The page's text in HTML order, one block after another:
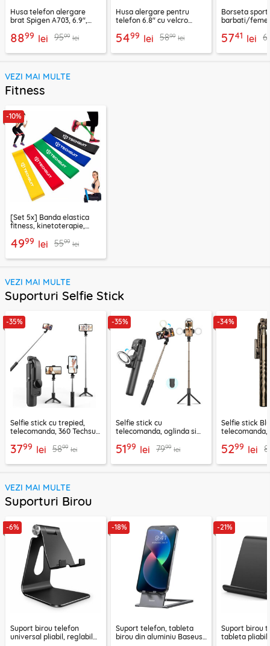
Husa telefon alergare
brat Spigen A703, 6.9",
8899 lei 9599 lei
Husa alergare pentru
telefon 6.8" cu velcro
5499 lei 5899 lei
Borseta
barbati/femei
5741 lei
VEZI MAI MULTE
Fitness
-10%
[Set 5x] Banda elastica
fitness, kinetoterapie,
4999 lei 5599 lei
VEZI MAI MULTE
Suporturi Selfie Stick
-35%
Selfie stick cu trepied,
telecomanda, 360 Techsuit
3799 lei 5899 lei
-35%
Selfie stick cu
telecomanda, oglinda si
5199 lei 7999 lei
-34%
Selfie stick
telecomanda,
5299 lei
VEZI MAI MULTE
Suporturi Birou
-6%
Suport birou telefon
universal pliabil, reglabil
-18%
Suport telefon, tableta
birou din aluminiu Baseus,
-21%
Suport birou
tableta pliabil